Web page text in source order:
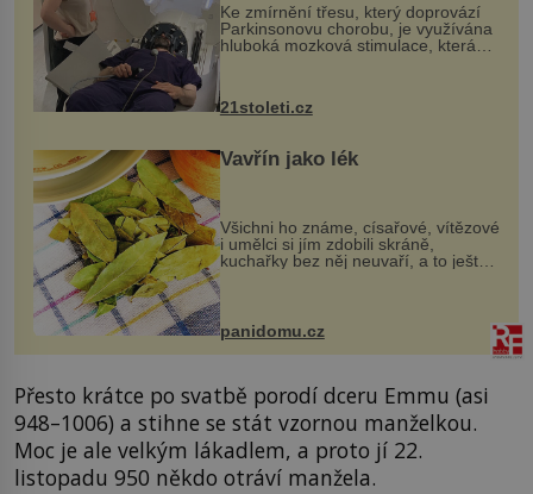
Ke zmírnění třesu, který doprovází
Parkinsonovu chorobu, je využívána
hluboká mozková stimulace, která
však vyžaduje vysoce invazivní
k dostatečně přesnému zacílení ...
21stoleti.cz
Vavřín jako lék
Všichni ho známe, císařové, vítězové
i umělci si jím zdobili skráně,
kuchařky bez něj neuvaří, a to ještě
nevíte, že bobkový list může výrazně
zmírnit některé naše neduhy.
Obsahuje v malém množství ně...
panidomu.cz
Přesto krátce po svatbě porodí dceru Emmu (asi
948–1006) a stihne se stát vzornou manželkou.
Moc je ale velkým lákadlem, a proto jí 22.
listopadu 950 někdo otráví manžela.